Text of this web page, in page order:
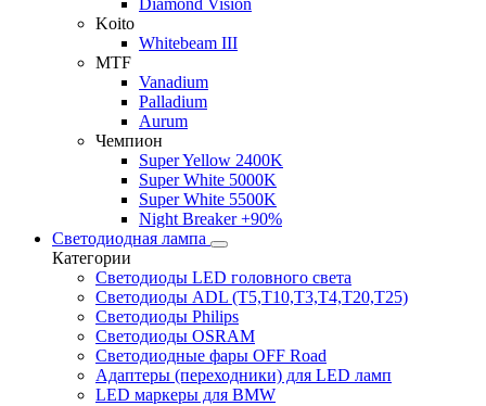
Diamond Vision
Koito
Whitebeam III
MTF
Vanadium
Palladium
Aurum
Чемпион
Super Yellow 2400K
Super White 5000K
Super White 5500K
Night Breaker +90%
Светодиодная лампа
Категории
Светодиоды LED головного света
Светодиоды ADL (T5,T10,T3,T4,T20,T25)
Светодиоды Philips
Светодиоды OSRAM
Светодиодные фары OFF Road
Адаптеры (переходники) для LED ламп
LED маркеры для BMW